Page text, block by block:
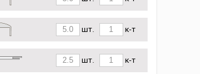
шт. к-т
шт. к-т